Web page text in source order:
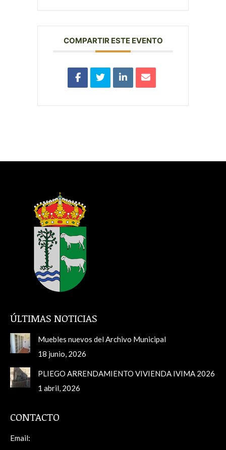
COMPARTIR ESTE EVENTO
ÚLTIMAS NOTICIAS
Muebles nuevos del Archivo Municipal
18 junio, 2026
PLIEGO ARRENDAMIENTO VIVIENDA IVIMA 2026
1 abril, 2026
CONTACTO
Email: